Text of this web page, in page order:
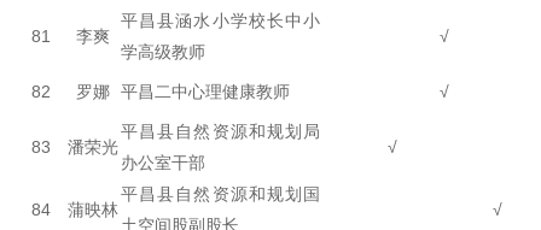
81 李爽
平昌县涵水小学校长中小
学高级教师
√
82 罗娜 平昌二中心理健康教师 √
83 潘荣光
平昌县自然资源和规划局
办公室干部
√
84 蒲映林
平昌县自然资源和规划国
土空间股副股长
√